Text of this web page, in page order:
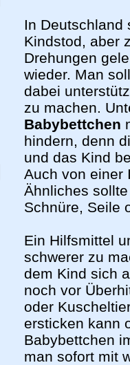
In Deutschland
Kindstod, aber
Drehungen
wieder. Man
dabei
zu machen.
Babybettchen
hindern, denn
und das Kind
Auch von einer
Ähnliches
Schnüre, Seile
Ein Hilfsmittel
schwerer zu
dem Kind sich
noch vor
oder
ersticken kann
Babybettchen
man sofort mit